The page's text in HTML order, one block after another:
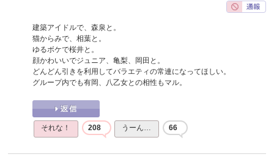
建築アイドルで、森泉と。
猫からみで、相葉と。
ゆるボケで桜井と。
顔かわいいでジュニア、亀梨、岡田と。
どんどん引きを利用してバラエティの常連になってほしい。
グループ内でも有岡、八乙女との相性もマル。
それな！ 208 うーん… 66